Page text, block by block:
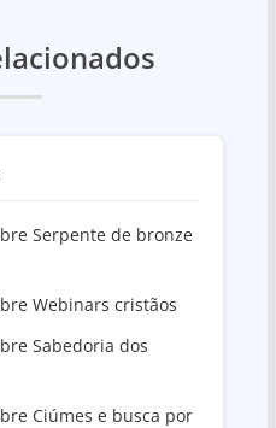
Serpente de bronze
Webinars cristãos
Sabedoria dos
Ciúmes e busca por